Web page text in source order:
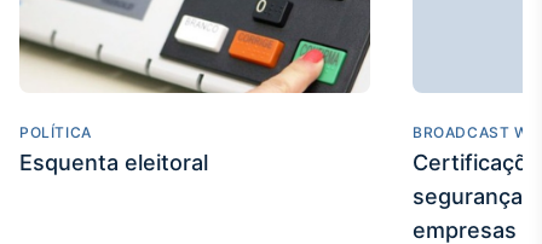
Tecnologia
Broadcast
Radar
POLÍTICA
Esquenta eleitoral
BROADCAST
segurança
empresas